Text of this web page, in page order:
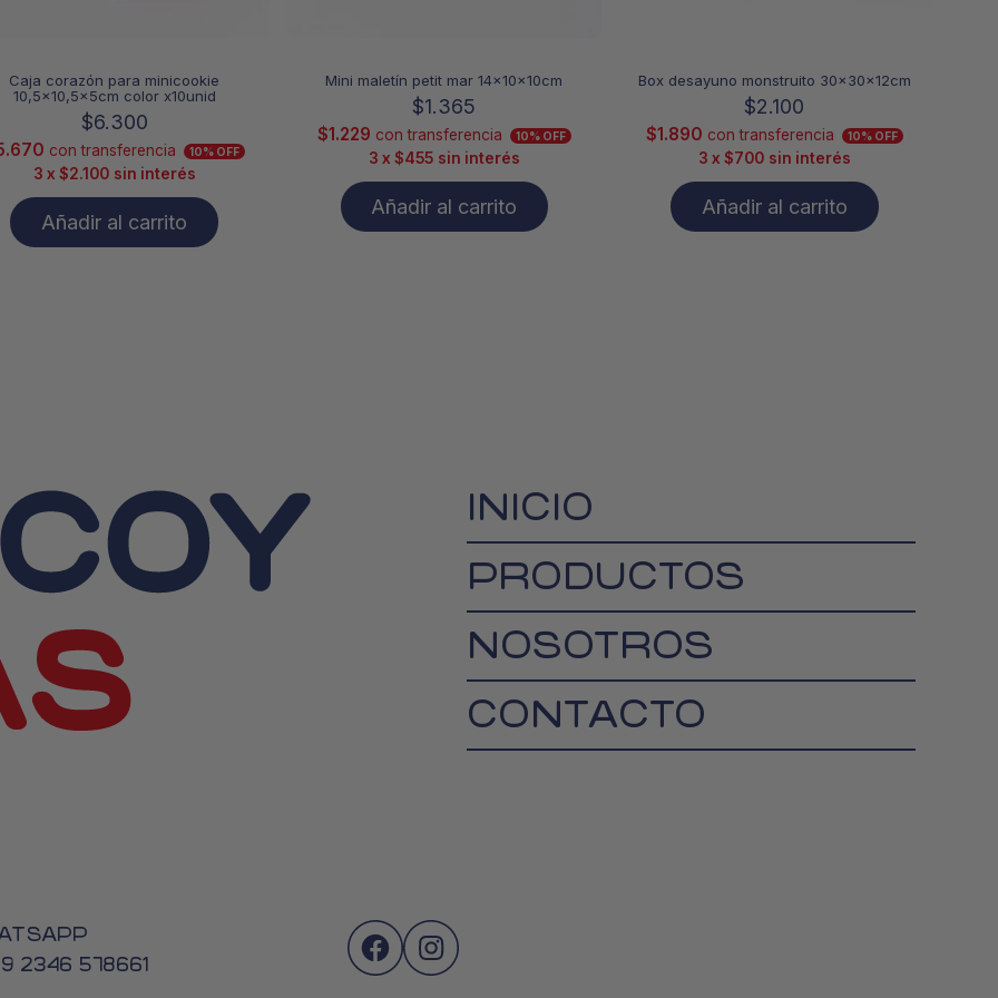
Caja corazón para minicookie
10,5×10,5x5cm color x10unid
$6.300
con transferencia 10% OFF
3 x $2.100 sin interés
Añadir al carrito
Mini maletín petit mar 14x10x10cm
$1.365
$1.229 con transferencia 10% OFF
3 x $455 sin interés
Añadir al carrito
Box desayuno monstruito 30x30x12cm
$2.100
$1.890 con transferencia 10% OFF
3 x $700 sin interés
Añadir al carrito
INICIO
PRODUCTOS
NOSOTROS
CONTACTO
2346 578661